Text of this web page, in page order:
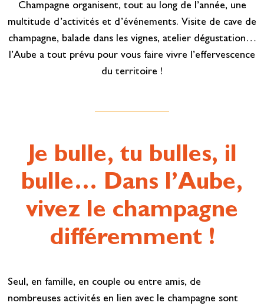
Champagne organisent, tout au long de l’année, une
multitude d’activités et d’événements. Visite de cave de
champagne, balade dans les vignes, atelier dégustation…
l’Aube a tout prévu pour vous faire vivre l’effervescence
du territoire !
Je bulle, tu bulles, il
bulle… Dans l’Aube,
vivez le champagne
différemment !
Seul, en famille, en couple ou entre amis, de
nombreuses activités en lien avec le champagne sont